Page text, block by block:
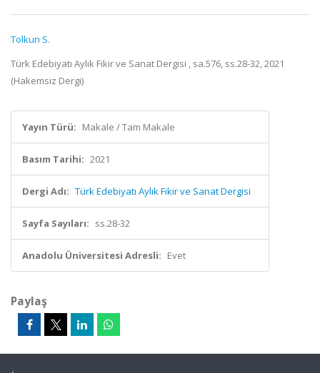
Tolkun S.
Türk Edebiyatı Aylık Fikir ve Sanat Dergisi , sa.576, ss.28-32, 2021
(Hakemsiz Dergi)
Yayın Türü: Makale / Tam Makale
Basım Tarihi: 2021
Dergi Adı: Türk Edebiyatı Aylık Fikir ve Sanat Dergisi
Sayfa Sayıları: ss.28-32
Anadolu Üniversitesi Adresli: Evet
Paylaş